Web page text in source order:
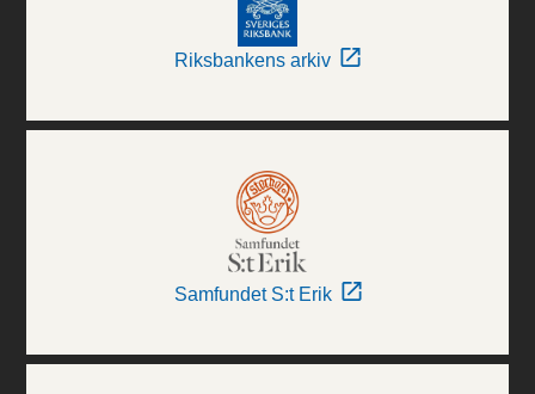
Riksbankens arkiv
Samfundet S:t Erik